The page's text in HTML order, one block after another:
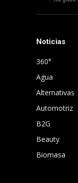
Noticias
360°
Agua
Alternativas
Automotriz
B2G
Beauty
Biomasa